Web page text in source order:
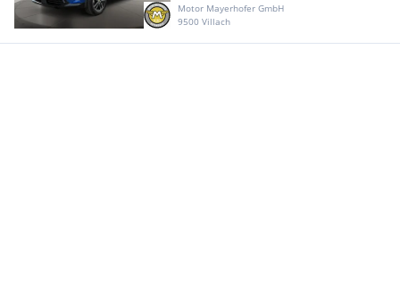
Motor Mayerhofer GmbH
9500 Villach